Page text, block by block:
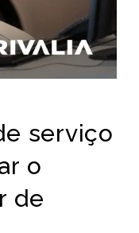
serviço
o
de